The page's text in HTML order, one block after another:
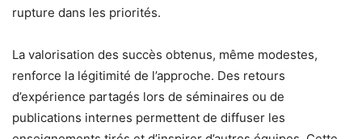
rupture dans les priorités.
La valorisation des succès obtenus, même modestes,
renforce la légitimité de l’approche. Des retours
d’expérience partagés lors de séminaires ou de
publications internes permettent de diffuser les